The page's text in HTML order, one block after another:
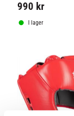
stötdämpande
990 kr
I lager